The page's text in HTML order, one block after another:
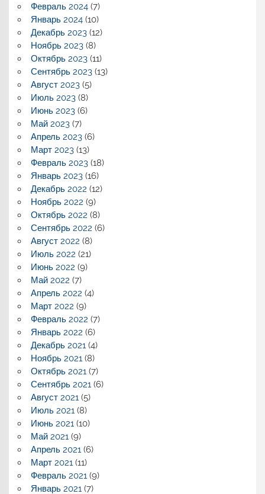
Февраль 2024(7)
Январь 2024(10)
Декабрь 2023(12)
Ноябрь 2023(8)
Октябрь 2023(11)
Сентябрь 2023(13)
Август 2023(5)
Июль 2023(8)
Июнь 2023(6)
Май 2023(7)
Апрель 2023(6)
Март 2023(13)
Февраль 2023(18)
Январь 2023(16)
Декабрь 2022 (12)
Ноябрь 2022 (9)
Октябрь 2022 (8)
Сентябрь 2022 (6)
Август 2022 (8)
Июль 2022 (21)
Июнь 2022 (9)
Май 2022 (7)
Апрель 2022 (4)
Март 2022 (9)
Февраль 2022 (7)
Январь 2022 (6)
Декабрь 2021(4)
Ноябрь 2021(8)
Октябрь 2021(7)
Сентябрь 2021(6)
Август 2021(5)
Июль 2021(8)
Июнь 2021(10)
Май 2021(9)
Апрель 2021(6)
Март 2021(11)
Февраль 2021(9)
Январь 2021(7)